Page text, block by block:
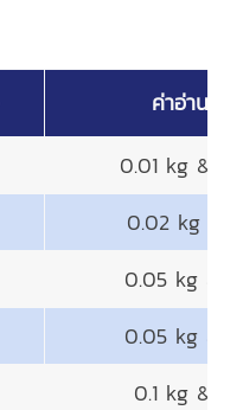
ค่าอ่านละ
0.01 kg &
0.02 kg &
0.05 kg &
0.05 kg &
0.1 kg &